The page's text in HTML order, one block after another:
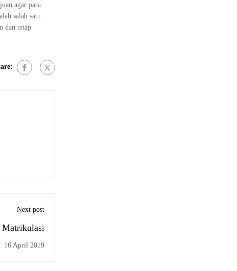
agar para
salah satu
dan tetap
Next post
Matrikulasi
16 April 2019